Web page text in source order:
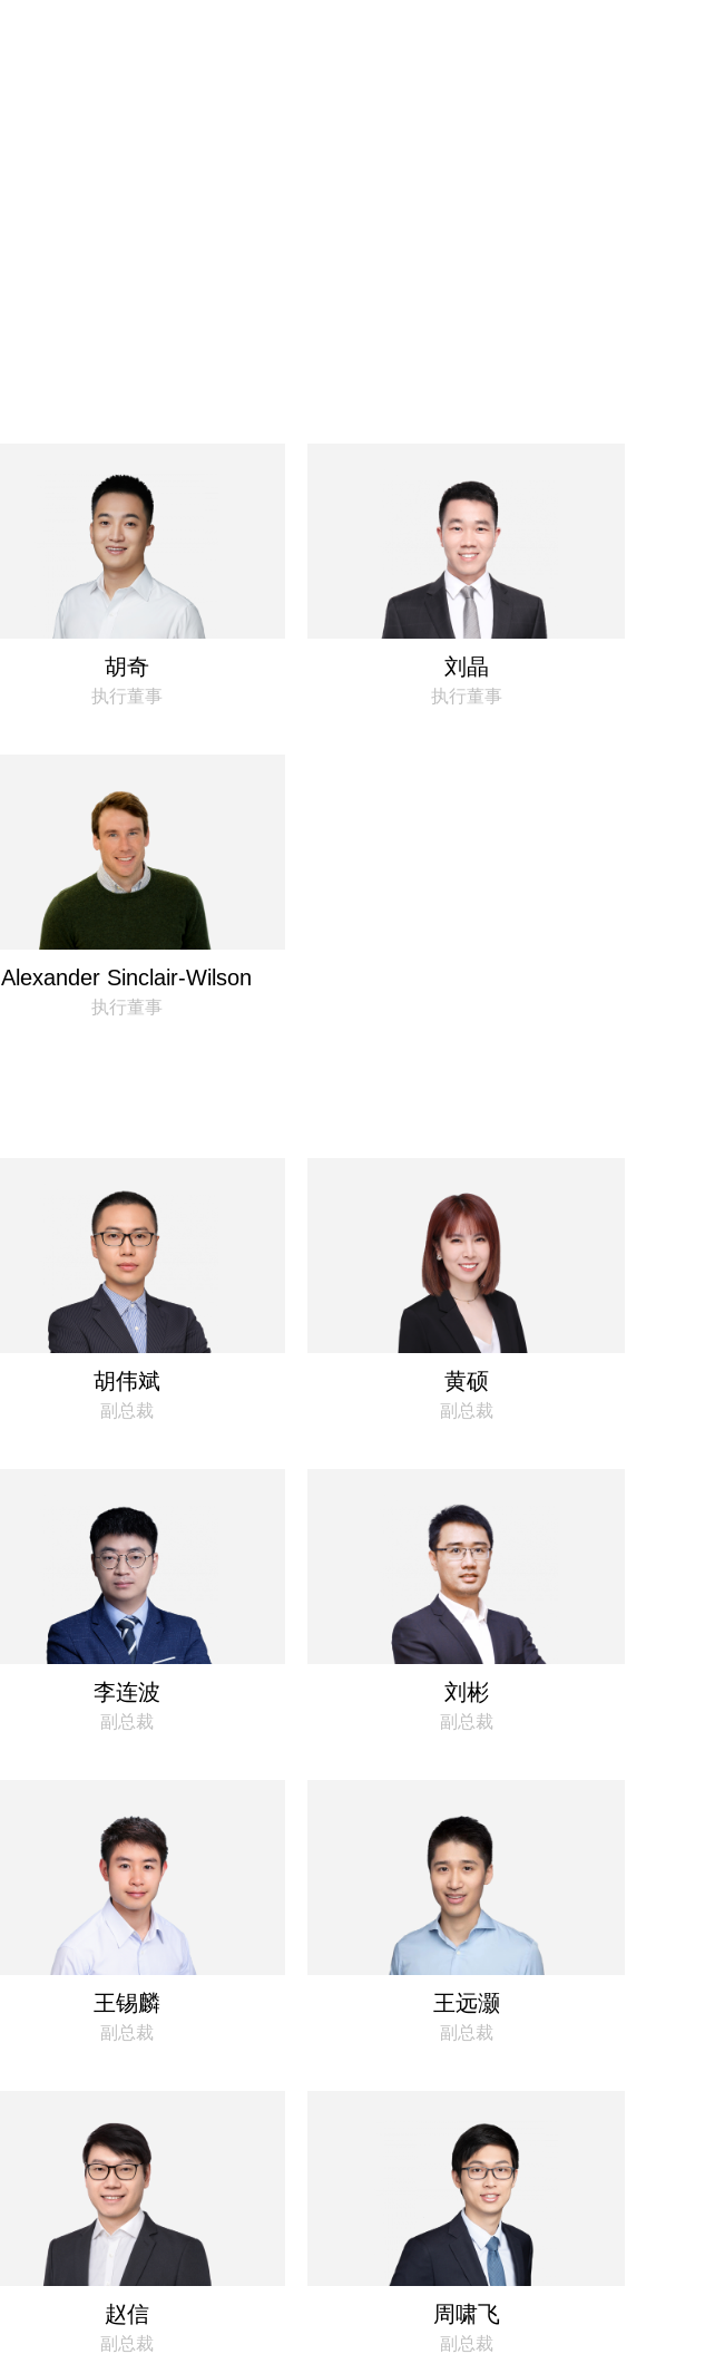
胡奇
执行董事
刘晶
执行董事
Alexander Sinclair-Wilson
执行董事
胡伟斌
副总裁
黄硕
副总裁
李连波
副总裁
刘彬
副总裁
王锡麟
副总裁
王远灏
副总裁
赵信
副总裁
周啸飞
副总裁